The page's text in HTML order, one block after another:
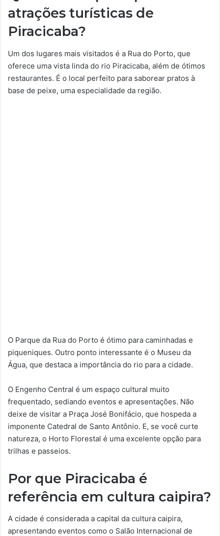
atrações turísticas de
Piracicaba?
Um dos lugares mais visitados é a Rua do Porto, que
oferece uma vista linda do rio Piracicaba, além de ótimos
restaurantes. É o local perfeito para saborear pratos à
base de peixe, uma especialidade da região.
O Parque da Rua do Porto é ótimo para caminhadas e
piqueniques. Outro ponto interessante é o Museu da
Água, que destaca a importância do rio para a cidade.
O Engenho Central é um espaço cultural muito
frequentado, sediando eventos e apresentações. Não
deixe de visitar a Praça José Bonifácio, que hospeda a
imponente Catedral de Santo Antônio. E, se você curte
natureza, o Horto Florestal é uma excelente opção para
trilhas e passeios.
Por que Piracicaba é
referência em cultura caipira?
A cidade é considerada a capital da cultura caipira,
apresentando eventos como o Salão Internacional de